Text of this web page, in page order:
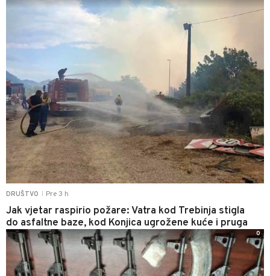
DRUŠTVO Pre 3 h
Jak vjetar raspirio požare: Vatra kod Trebinja stigla
do asfaltne baze, kod Konjica ugrožene kuće i pruga
0